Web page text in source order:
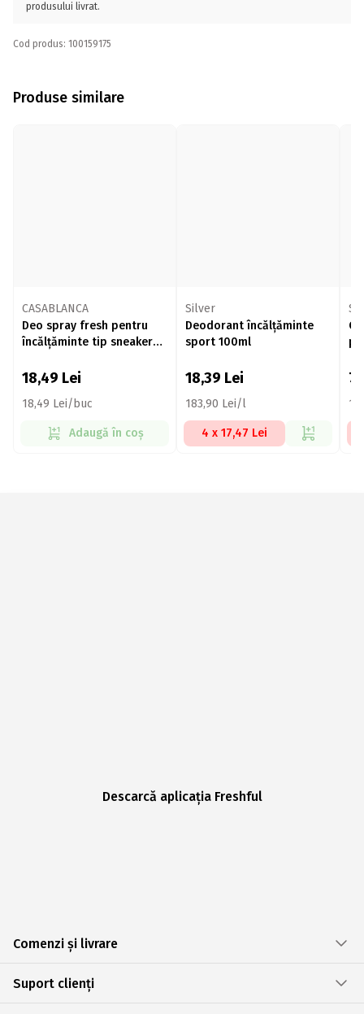
produsului livrat.
Cod produs: 100159175
Produse similare
CASABLANCA
Deo spray fresh pentru
încălțăminte tip sneakers
18,49 Lei
18,49 Lei/buc
Adaugă în coș
Silver
Deodorant încălțăminte
sport 100ml
18,39 Lei
183,90 Lei/l
4 x 17,47 Lei
Descarcă aplicația Freshful
Comenzi și livrare
Suport clienți